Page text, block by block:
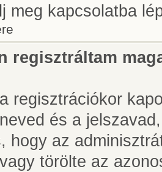
meg kapcsolatba
regisztráltam
regisztrációkor
és a
hogy az
törölte az